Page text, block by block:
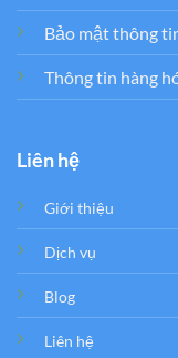
Bảo mật thông
Thông tin hàng
Liên hệ
Giới thiệu
Dịch vụ
Blog
Liên hệ